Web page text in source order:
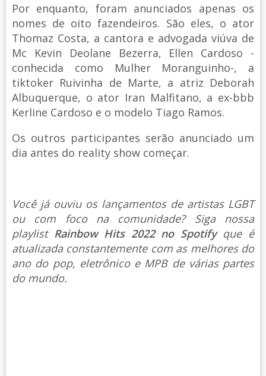
Por enquanto, foram anunciados apenas os
nomes de oito fazendeiros. São eles, o ator
Thomaz Costa, a cantora e advogada viúva de
Mc Kevin Deolane Bezerra, Ellen Cardoso -
conhecida como Mulher Moranguinho-, a
tiktoker Ruivinha de Marte, a atriz Deborah
Albuquerque, o ator Iran Malfitano, a ex-bbb
Kerline Cardoso e o modelo Tiago Ramos.
Os outros participantes serão anunciado um
dia antes do reality show começar.
Você já ouviu os lançamentos de artistas LGBT
ou com foco na comunidade? Siga nossa
playlist Rainbow Hits 2022 no Spotify que é
atualizada constantemente com as melhores do
ano do pop, eletrônico e MPB de várias partes
do mundo.